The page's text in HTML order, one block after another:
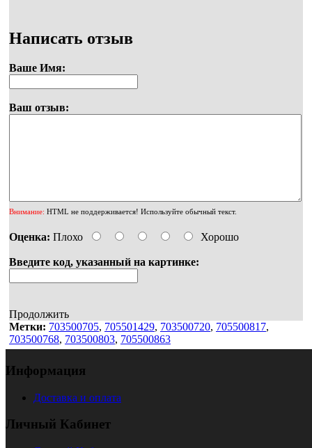
Написать отзыв
Ваше Имя:
Ваш отзыв:
Внимание: HTML не поддерживается! Используйте обычный текст.
Оценка: Плохо Хорошо
Введите код, указанный на картинке:
Продолжить
Метки: 703500705, 705501429, 703500720, 705500817,
703500768, 703500803, 705500863
Информация
Доставка и оплата
Личный Кабинет